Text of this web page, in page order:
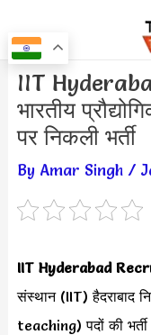
to
content
IIT
भारतीय
पर निकली भर्ती
By Amar Singh /
IIT Hyderabad
संस्थान (IIT) हैदराबाद
teaching) पदों की भर्ती
Post
navigation